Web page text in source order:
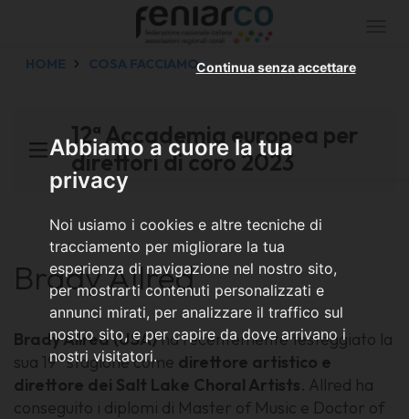
Abbiamo a cuore la tua
privacy
Noi usiamo i cookies e altre tecniche di
tracciamento per migliorare la tua
esperienza di navigazione nel nostro sito,
per mostrarti contenuti personalizzati e
annunci mirati, per analizzare il traffico sul
nostro sito, e per capire da dove arrivano i
nostri visitatori.
Continua senza accettare
HOME COSA FACCIAMO
12ª Accademia europea per
direttori di coro 2023
Brady Allred
Brady Allred (USA)ha recentemente festeggiato la
sua 19ª stagione come direttore artistico e
direttore dei Salt Lake Choral Artists. Allred ha
conseguito i diplomi di Master of Music e Doctor of